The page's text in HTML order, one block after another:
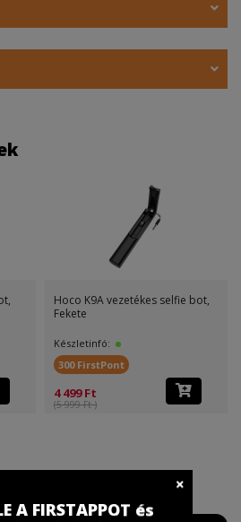
Hoco K9A vezetékes selfie bot,
Fekete
Készletinfó:
300 FirstPont
4 499 Ft
(5 999 Ft )
A FIRSTAPPOT és